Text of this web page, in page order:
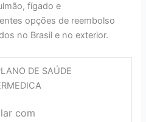
fígado e
opções de reembolso
no Brasil e no exterior.
DE SAÚDE
com